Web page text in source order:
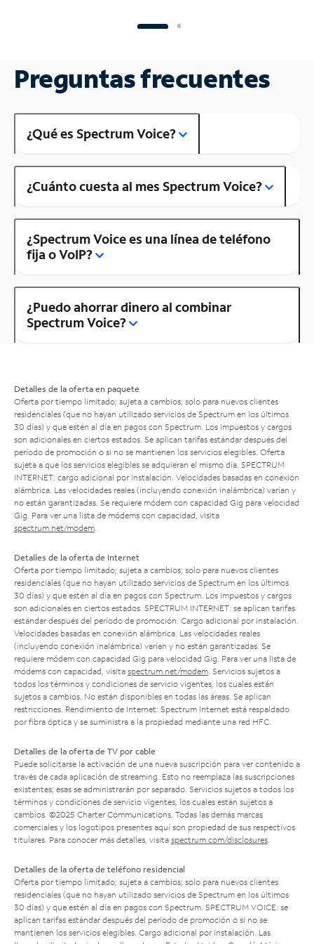
Preguntas frecuentes
¿Qué es Spectrum Voice?
¿Cuánto cuesta al mes Spectrum Voice?
¿Spectrum Voice es una línea de teléfono
fija o VoIP?
¿Puedo ahorrar dinero al combinar
Spectrum Voice?
Detalles de la oferta en paquete
Oferta por tiempo limitado; sujeta a cambios; solo para nuevos clientes
residenciales (que no hayan utilizado servicios de Spectrum en los últimos
30 días) y que estén al día en pagos con Spectrum. Los impuestos y cargos
son adicionales en ciertos estados. Se aplican tarifas estándar después del
período de promoción o si no se mantienen los servicios elegibles. Oferta
sujeta a que los servicios elegibles se adquieran el mismo día. SPECTRUM
INTERNET: cargo adicional por instalación. Velocidades basadas en conexión
alámbrica. Las velocidades reales (incluyendo conexión inalámbrica) varían y
no están garantizadas. Se requiere módem con capacidad Gig para velocidad
Gig. Para ver una lista de módems con capacidad, visita
spectrum.net/modem
Detalles de la oferta de Internet
Oferta por tiempo limitado; sujeta a cambios; solo para nuevos clientes
residenciales (que no hayan utilizado servicios de Spectrum en los últimos
30 días) y que estén al día en pagos con Spectrum. Los impuestos y cargos
son adicionales en ciertos estados. SPECTRUM INTERNET: se aplican tarifas
estándar después del período de promoción. Cargo adicional por instalación.
Velocidades basadas en conexión alámbrica. Las velocidades reales
(incluyendo conexión inalámbrica) varían y no están garantizadas. Se
requiere módem con capacidad Gig para velocidad Gig. Para ver una lista de
módems con capacidad, visita spectrum.net/modem . Servicios sujetos a
todos los términos y condiciones de servicio vigentes, los cuales están
sujetos a cambios. No están disponibles en todas las áreas. Se aplican
restricciones. Rendimiento de Internet: Spectrum Internet está respaldado
por fibra óptica y se suministra a la propiedad mediante una red HFC.
Detalles de la oferta de TV por cable
Puede solicitarse la activación de una nueva suscripción para ver contenido a
través de cada aplicación de streaming. Esto no reemplaza las suscripciones
existentes; esas se administrarán por separado. Servicios sujetos a todos los
términos y condiciones de servicio vigentes, los cuales están sujetos a
cambios. ©2025 Charter Communications. Todas las demás marcas
comerciales y los logotipos presentes aquí son propiedad de sus respectivos
titulares. Para conocer más detalles, visita spectrum.com/disclosures
Detalles de la oferta de teléfono residencial
Oferta por tiempo limitado; sujeta a cambios; solo para nuevos clientes
residenciales (que no hayan utilizado servicios de Spectrum en los últimos
30 días) y que estén al día en pagos con Spectrum. SPECTRUM VOICE: se
aplican tarifas estándar después del período de promoción o si no se
mantienen los servicios elegibles. Cargo adicional por instalación. Las